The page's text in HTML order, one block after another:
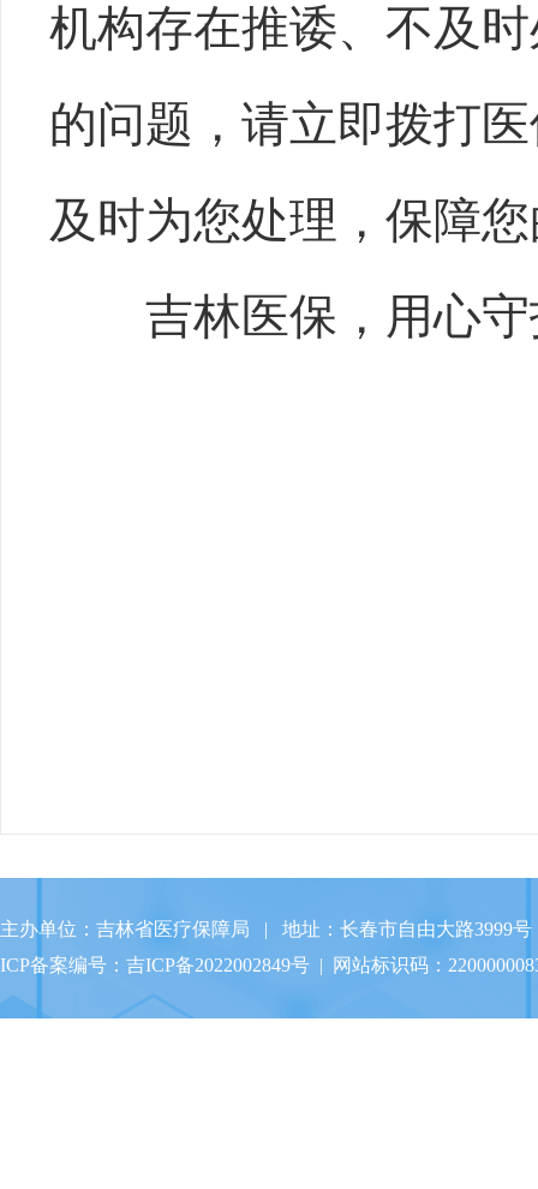
机构存在推诿、不及
的问题，请立即拨打
及时为您处理，保障
吉林医保，用心
主办单位：吉林省医疗保障局 | 地址：长春市自由大路
ICP备案编号： 吉ICP备2022002849号 | 网站标识码：